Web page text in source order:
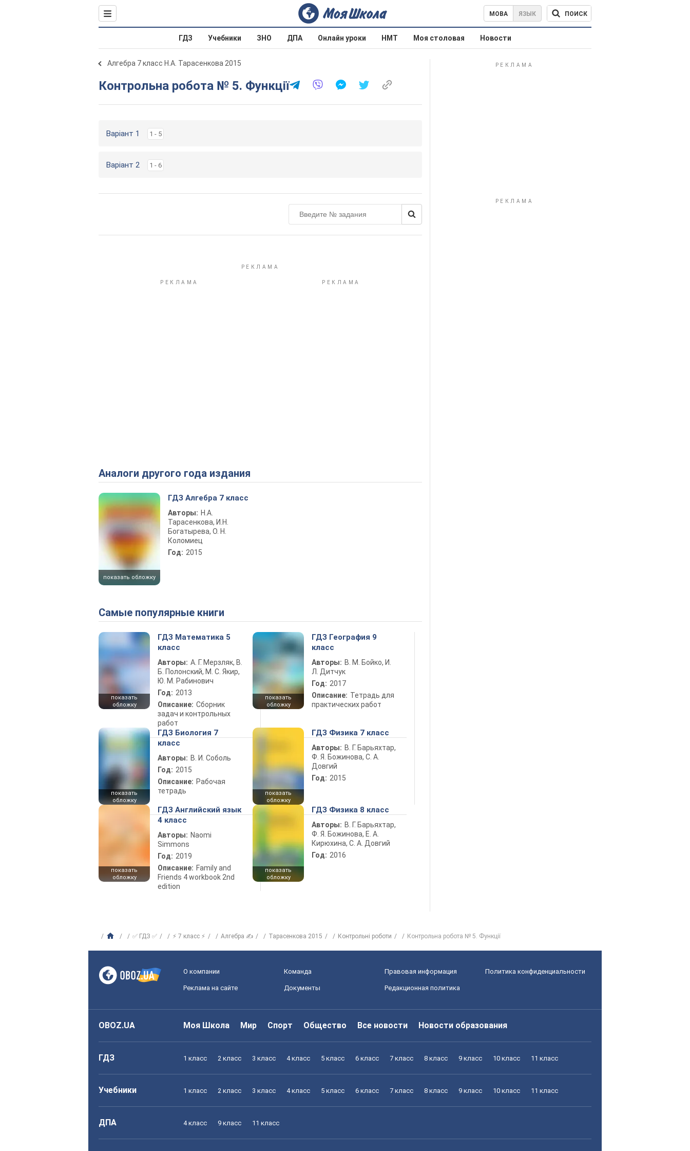
МОВА ЯЗЫК ПОИСК
ГДЗ Учебники ЗНО ДПА Онлайн уроки НМТ Моя столовая Новости
Алгебра 7 класс Н.А. Тарасенкова 2015
Контрольна робота № 5. Функції
Варіант 1 1 - 5
Варіант 2 1 - 6
Аналоги другого года издания
показать обложку
ГДЗ Алгебра 7 класс
Авторы: Н.А.
Тарасенкова, И.Н.
Богатырева, О. Н.
Коломиец
Год: 2015
Самые популярные книги
показать
обложку
ГДЗ Математика 5
класс
Авторы: А. Г. Мерзляк, В.
Б. Полонский, М. С. Якир,
Ю. М. Рабинович
Год: 2013
Описание: Сборник
задач и контрольных
работ
показать
обложку
ГДЗ География 9
класс
Авторы: В. М. Бойко, И.
Л. Дитчук
Год: 2017
Описание: Тетрадь для
практических работ
показать
обложку
ГДЗ Биология 7
класс
Авторы: В. И. Соболь
Год: 2015
Описание: Рабочая
тетрадь
показать
обложку
ГДЗ Физика 7 класс
Авторы: В. Г. Барьяхтар,
Ф. Я. Божинова, С. А.
Довгий
Год: 2015
показать
обложку
ГДЗ Английский язык
4 класс
Авторы: Naomi
Simmons
Год: 2019
Описание: Family and
Friends 4 workbook 2nd
edition
показать
обложку
ГДЗ Физика 8 класс
Авторы: В. Г. Барьяхтар,
Ф. Я. Божинова, Е. А.
Кирюхина, С. А. Довгий
Год: 2016
✅ ГДЗ ✅ ⚡ 7 класс ⚡ Алгебра ✍ Тарасенкова 2015 Контрольні роботи Контрольна робота № 5. Функції
О компании Команда Правовая информация Политика конфиденциальности
Реклама на сайте Документы Редакционная политика
OBOZ.UA Моя Школа Мир Спорт Общество Все новости Новости образования
ГДЗ 1 класс 2 класс 3 класс 4 класс 5 класс 6 класс 7 класс 8 класс 9 класс 10 класс 11 класс
Учебники 1 класс 2 класс 3 класс 4 класс 5 класс 6 класс 7 класс 8 класс 9 класс 10 класс 11 класс
ДПА 4 класс 9 класс 11 класс